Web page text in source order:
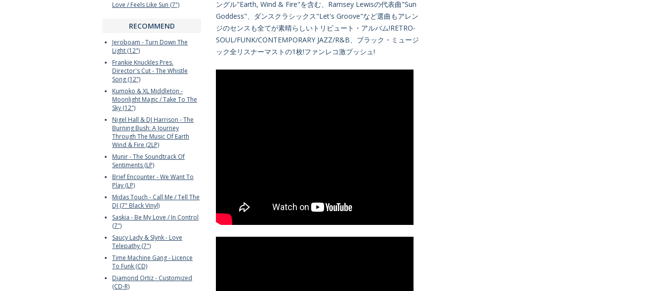
ングル"Earth, Wind & Fire"を含む、Ramsey Lewisの代表曲"Sun
Goddess"、ダンスクラシックス"Let's Groove"など選曲もアレン
ジのセンスも全てが素晴らしいトリビュート・アルバム!RETRO-
SOUL/FUNK/CONTEMPORARY JAZZ/R&B、ブラック・ミュージ
ック全リスナーマストの1枚!ファンレコ激プッシュ!
Love / Feels Like Sun (7")
RECOMMEND
Jeroboam - Turn Down The
Light (12")
Frankie Knuckles Pres.
Director's Cut - The Whistle
Song (12")
Kumoko & XL Middleton -
Moonlight Magic / Take To The
Sky (12")
Nigel Hall & DJ Harrison - The
Burning Bush: A Journey
Through The Music Of Earth
Wind & Fire (2LP)
Munir - The Soundtrack Of
Sentiments (LP)
Brief Encounter - We Want To
Play (LP)
Midas Touch - Call Me / Tell The
DJ (7" Black Vinyl)
Saskia - Be My Love / In Control
(7")
Saucy Lady & Slynk - Love
Telepathy (7")
Time Machine Gang - Licence
To Funk (CD)
Diamond Ortiz - Customized
(CD-R)